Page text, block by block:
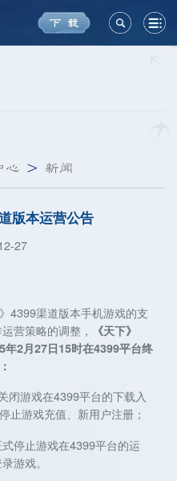
心 > 新闻
版本运营公告
27
渠道版本手机游戏的支
营策略的调整，
《天下》
2月27日15时在4399平台终
游戏在4399平台的下载入
止游戏充值、新用户注册；
停止游戏在4399平台的运
游戏。